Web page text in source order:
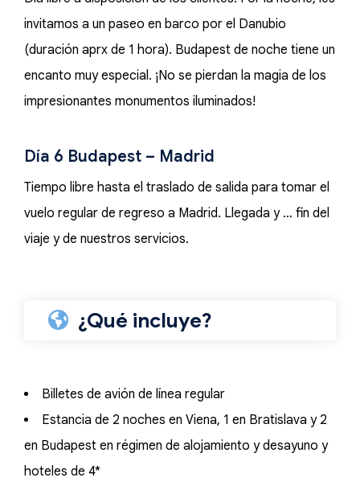
invitamos a un paseo en barco por el Danubio
(duración aprx de 1 hora). Budapest de noche tiene un
encanto muy especial. ¡No se pierdan la magia de los
impresionantes monumentos iluminados!
Día 6 Budapest – Madrid
Tiempo libre hasta el traslado de salida para tomar el
vuelo regular de regreso a Madrid. Llegada y … fin del
viaje y de nuestros servicios.
¿Qué incluye?
Billetes de avión de línea regular
Estancia de 2 noches en Viena, 1 en Bratislava y 2
en Budapest en régimen de alojamiento y desayuno y
hoteles de 4*